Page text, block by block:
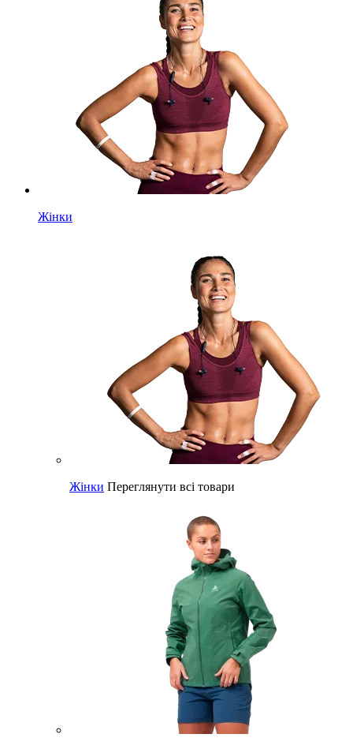
Жінки
Жінки Переглянути всі товари